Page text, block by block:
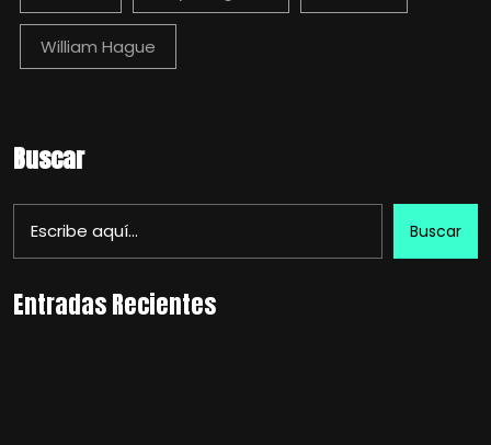
William Hague
Buscar
Buscar
Entradas Recientes